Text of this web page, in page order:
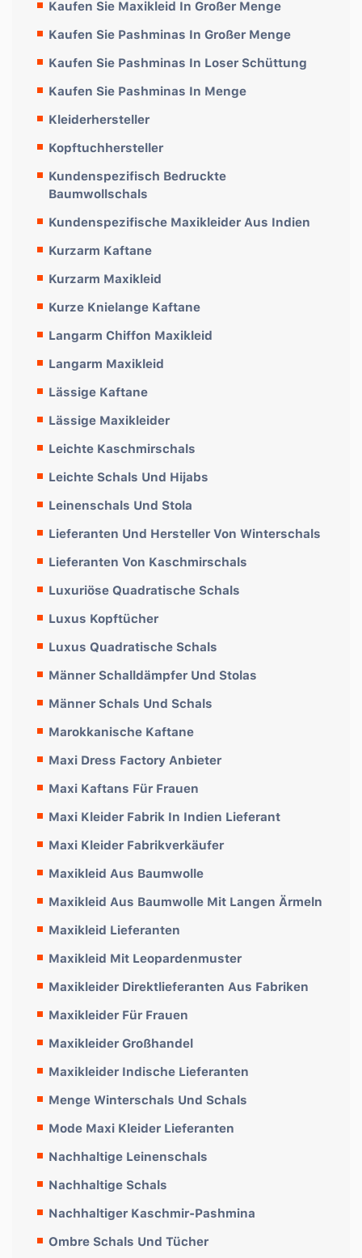
Kaufen Sie Maxikleid In Großer Menge
Kaufen Sie Pashminas In Großer Menge
Kaufen Sie Pashminas In Loser Schüttung
Kaufen Sie Pashminas In Menge
Kleiderhersteller
Kopftuchhersteller
Kundenspezifisch Bedruckte
Baumwollschals
Kundenspezifische Maxikleider Aus Indien
Kurzarm Kaftane
Kurzarm Maxikleid
Kurze Knielange Kaftane
Langarm Chiffon Maxikleid
Langarm Maxikleid
Lässige Kaftane
Lässige Maxikleider
Leichte Kaschmirschals
Leichte Schals Und Hijabs
Leinenschals Und Stola
Lieferanten Und Hersteller Von Winterschals
Lieferanten Von Kaschmirschals
Luxuriöse Quadratische Schals
Luxus Kopftücher
Luxus Quadratische Schals
Männer Schalldämpfer Und Stolas
Männer Schals Und Schals
Marokkanische Kaftane
Maxi Dress Factory Anbieter
Maxi Kaftans Für Frauen
Maxi Kleider Fabrik In Indien Lieferant
Maxi Kleider Fabrikverkäufer
Maxikleid Aus Baumwolle
Maxikleid Aus Baumwolle Mit Langen Ärmeln
Maxikleid Lieferanten
Maxikleid Mit Leopardenmuster
Maxikleider Direktlieferanten Aus Fabriken
Maxikleider Für Frauen
Maxikleider Großhandel
Maxikleider Indische Lieferanten
Menge Winterschals Und Schals
Mode Maxi Kleider Lieferanten
Nachhaltige Leinenschals
Nachhaltige Schals
Nachhaltiger Kaschmir-Pashmina
Ombre Schals Und Tücher